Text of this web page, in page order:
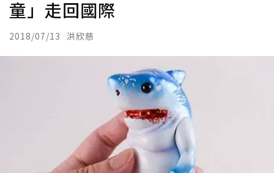
童」走回國際
2018/07/13 洪欣慈